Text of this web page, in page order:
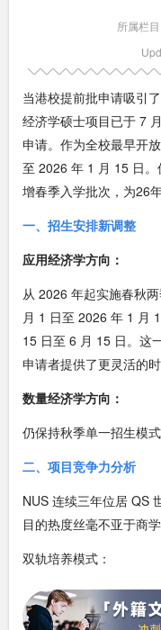
所属栏目
当港校提前批申请吸引
经济学硕士项目已于 7
申请。作为全校最早开
至 2026 年 1 月 15 日。
增春季入学批次，为26
一、招生安排新调整
应用经济学方向：
从 2026 年起实施春秋
月 1 日至 2026 年 1 月
15 日至 6 月 15 日。这
申请者提供了更灵活的时
数量经济学方向：
仍保持秋季单一招生模
二、项目竞争力分析
NUS 连续三年位居 QS
目的热度丝毫不亚于商
双轨培养模式：